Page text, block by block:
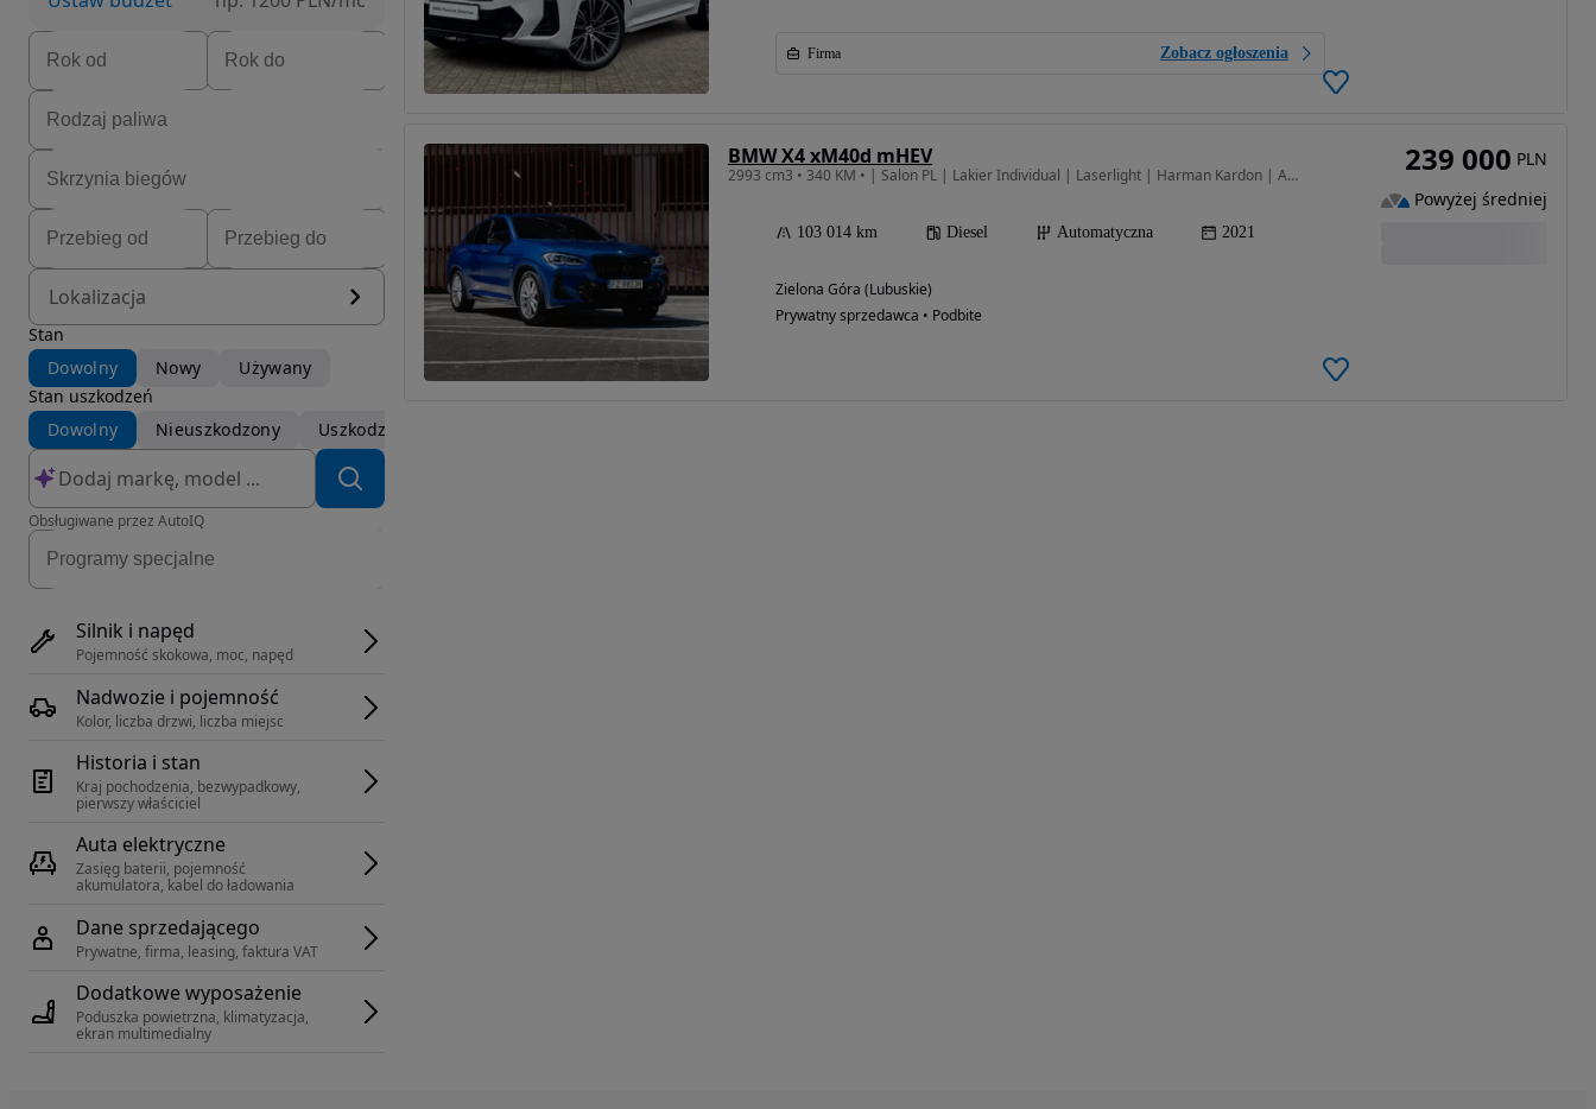
Lokalizacja
Stan
Dowolny
Nowy
Używany
Stan uszkodzeń
Dowolny
Nieuszkodzony Uszkodzony
Obsługiwane przez AutoIQ
Silnik i napęd
Pojemność skokowa, moc, napęd
Nadwozie i pojemność
Kolor, liczba drzwi, liczba miejsc
Historia i stan
Kraj pochodzenia, bezwypadkowy,
pierwszy właściciel
Auta elektryczne
Zasięg baterii, pojemność
akumulatora, kabel do ładowania
Dane sprzedającego
Prywatne, firma, leasing, faktura VAT
Dodatkowe wyposażenie
Poduszka powietrzna, klimatyzacja,
ekran multimedialny
Firma Zobacz ogłoszenia
BMW X4 xM40d mHEV
2993 cm3 • 340 KM • | Salon PL | Lakier Individual | Laserlight | Harman Kardon | ASO
103 014 km Diesel Automatyczna 2021
Zielona Góra (Lubuskie)
Prywatny sprzedawca • Podbite
239 000 PLN
Powyżej średniej